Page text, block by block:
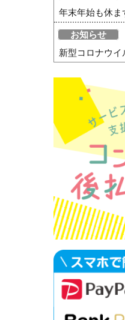
年末年始も休ま
お知らせ
新型コロナウイ